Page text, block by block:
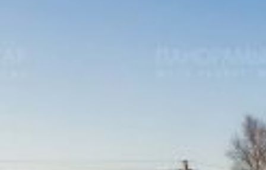
Фото Чебоксар, Новочебоксарска и окрестностей
Лучшие фотографии